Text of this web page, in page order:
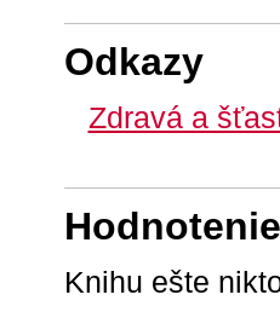
Odkazy
Zdravá a
Knihu ešte